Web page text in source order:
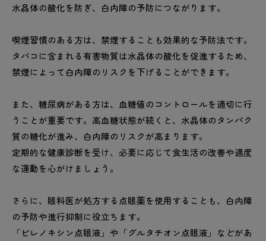
水晶体の酸化を防ぎ、白内障の予防につながります。
喫煙習慣のある方は、禁煙することも効果的な予防法です。
タバコに含まれる有害物質は水晶体の酸化を促進するため、
禁煙によって白内障のリスクを下げることができます。
また、糖尿病がある方は、血糖値のコントロールを適切に行
うことが重要です。高血糖状態が続くと、水晶体のタンパク
質の糖化が進み、白内障のリスクが高まります。
定期的な健康診断を受け、必要に応じて食生活の改善や適度
な運動を心がけましょう。
さらに、眼科医が処方する点眼薬を使用することも、白内障
の予防や進行抑制に役立ちます。
「ピレノキシン点眼液」や「グルタチオン点眼液」などがあ